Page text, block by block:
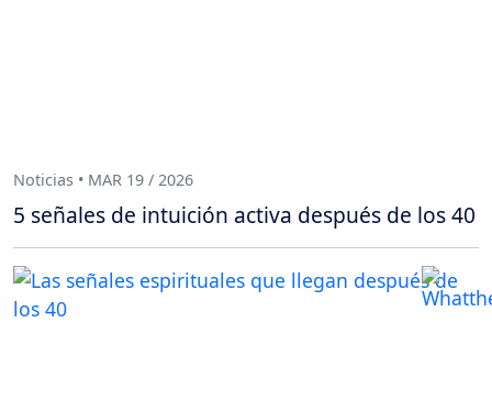
Noticias • MAR 19 / 2026
5 señales de intuición activa después de los 40